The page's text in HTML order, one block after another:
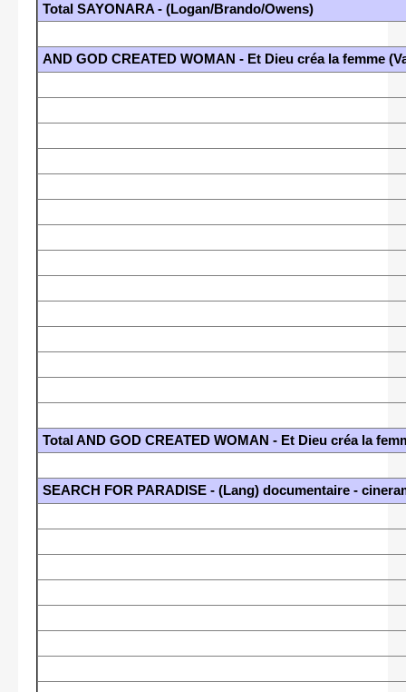
Total SAYONARA - (Logan/Brando/Owens)
AND GOD CREATED WOMAN - Et Dieu créa la femme
Total AND GOD CREATED WOMAN - Et Dieu créa la
SEARCH FOR PARADISE - (Lang) documentaire -